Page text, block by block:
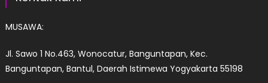
MUSAWA:
Jl. Sawo 1 No.463, Wonocatur, Banguntapan, Kec.
Banguntapan, Bantul, Daerah Istimewa Yogyakarta 55198